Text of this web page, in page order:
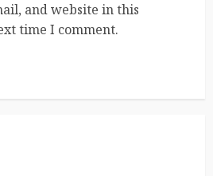
and website in this
time I comment.